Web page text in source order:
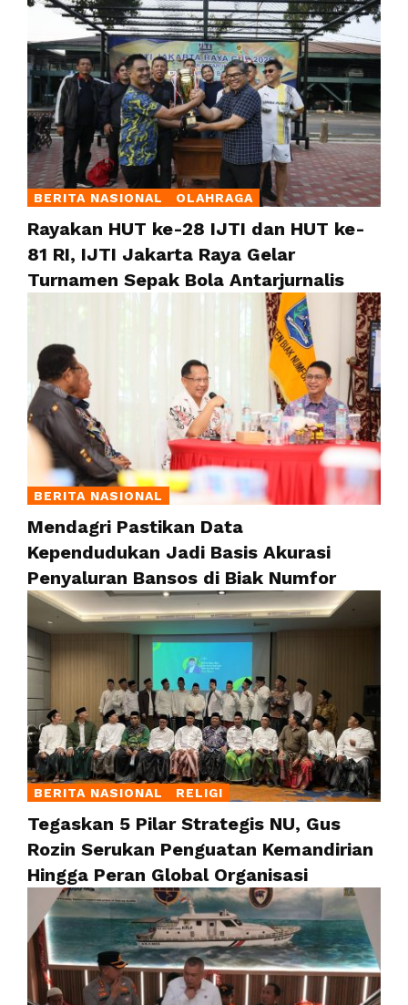
BERITA NASIONAL OLAHRAGA
Rayakan HUT ke-28 IJTI dan HUT ke-
81 RI, IJTI Jakarta Raya Gelar
Turnamen Sepak Bola Antarjurnalis
BERITA NASIONAL
Mendagri Pastikan Data
Kependudukan Jadi Basis Akurasi
Penyaluran Bansos di Biak Numfor
BERITA NASIONAL RELIGI
Tegaskan 5 Pilar Strategis NU, Gus
Rozin Serukan Penguatan Kemandirian
Hingga Peran Global Organisasi